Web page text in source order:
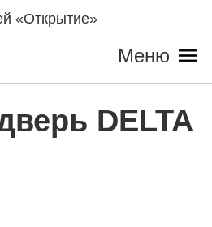
«Открытие»
Меню
DELTA